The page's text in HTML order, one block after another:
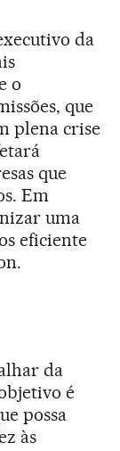
da
o
que
plena crise
que
Em
uma
eficiente
da
é
possa
às